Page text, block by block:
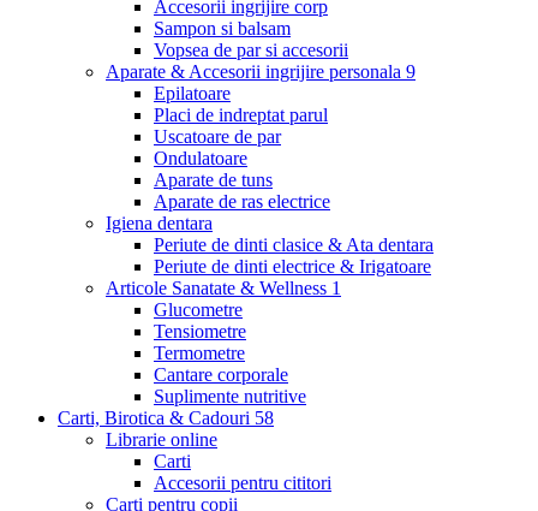
Accesorii ingrijire corp
Sampon si balsam
Vopsea de par si accesorii
Aparate & Accesorii ingrijire personala 9
Epilatoare
Placi de indreptat parul
Uscatoare de par
Ondulatoare
Aparate de tuns
Aparate de ras electrice
Igiena dentara
Periute de dinti clasice & Ata dentara
Periute de dinti electrice & Irigatoare
Articole Sanatate & Wellness 1
Glucometre
Tensiometre
Termometre
Cantare corporale
Suplimente nutritive
Carti, Birotica & Cadouri 58
Librarie online
Carti
Accesorii pentru cititori
Carti pentru copii